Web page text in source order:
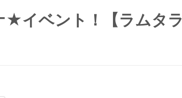
イベント！【ラムタラ